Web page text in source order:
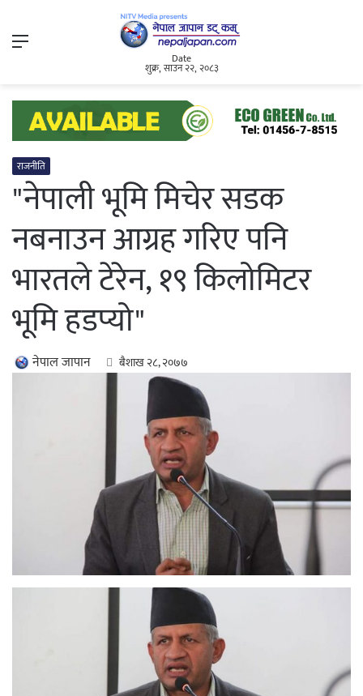
Menu
Date
शुक्र, साउन २२, २०८३
राजनीति
"नेपाली भूमि मिचेर सडक
नबनाउन आग्रह गरिए पनि
भारतले टेरेन, १९ किलोमिटर
भूमि हडप्यो"
नेपाल जापान बैशाख २८, २०७७